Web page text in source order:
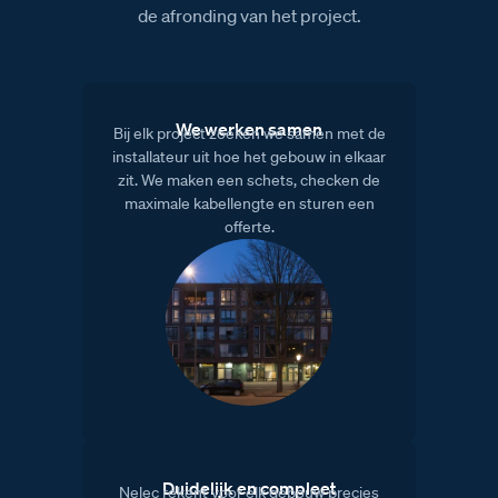
de afronding van het project.
We werken samen
Bij elk project zoeken we samen met de
installateur uit hoe het gebouw in elkaar
zit. We maken een schets, checken de
maximale kabellengte en sturen een
offerte.
Duidelijk en compleet
Nelec rekent voor elk gebouw precies